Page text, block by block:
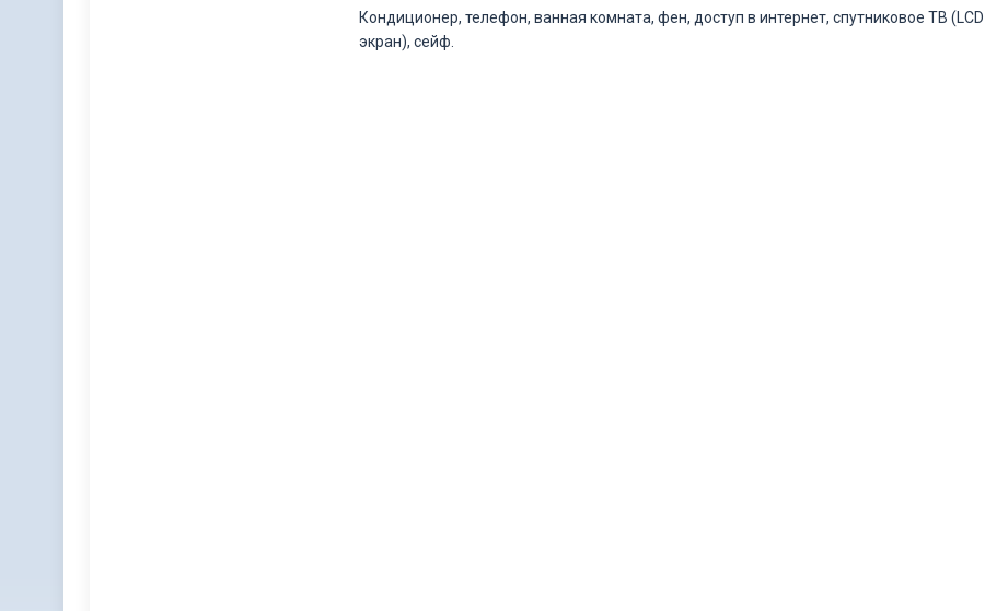
Кондиционер, телефон, ванная комната, фен, доступ в интернет, спутниковое ТВ (LCD
экран), сейф.